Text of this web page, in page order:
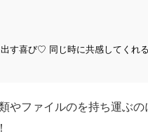
す喜び♡ 同じ時に共感してくれる
やファイルのを持ち運ぶ